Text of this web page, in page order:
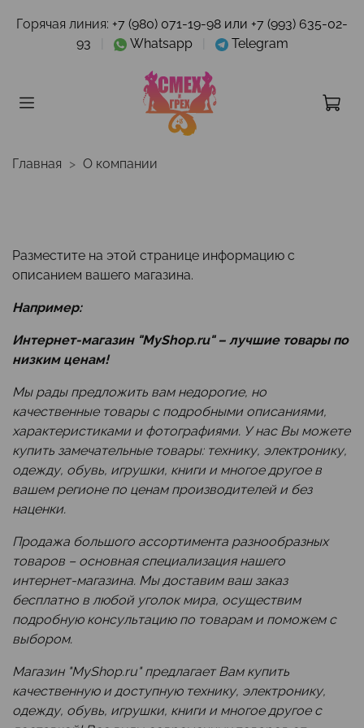
Горячая линия: +7 (980) 071-19-98 или +7 (993) 635-02-
93
Whatsapp Telegram
Главная О компании
Разместите на этой странице информацию с
описанием вашего магазина.
Например:
Интернет-магазин "MyShop.ru" – лучшие товары по
низким ценам!
Мы рады предложить вам недорогие, но
качественные товары с подробными описаниями,
характеристиками и фотографиями. У нас Вы можете
купить замечательные товары: технику, электронику,
одежду, обувь, игрушки, книги и многое другое в
вашем регионе по ценам производителей и без
наценки.
Продажа большого ассортимента разнообразных
товаров – основная специализация нашего
интернет-магазина. Мы доставим ваш заказ
бесплатно в любой уголок мира, осуществим
подробную консультацию по товарам и поможем с
выбором.
Магазин "MyShop.ru" предлагает Вам купить
качественную и доступную технику, электронику,
одежду, обувь, игрушки, книги и многое другое с